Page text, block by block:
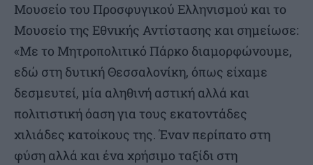
Μουσείο του Προσφυγικού Ελληνισμού και το
Μουσείο της Εθνικής Αντίστασης και σημείωσε:
«Με το Μητροπολιτικό Πάρκο διαμορφώνουμε,
εδώ στη δυτική Θεσσαλονίκη, όπως είχαμε
δεσμευτεί, μία αληθινή αστική αλλά και
πολιτιστική όαση για τους εκατοντάδες
χιλιάδες κατοίκους της. Έναν περίπατο στη
φύση αλλά και ένα χρήσιμο ταξίδι στη